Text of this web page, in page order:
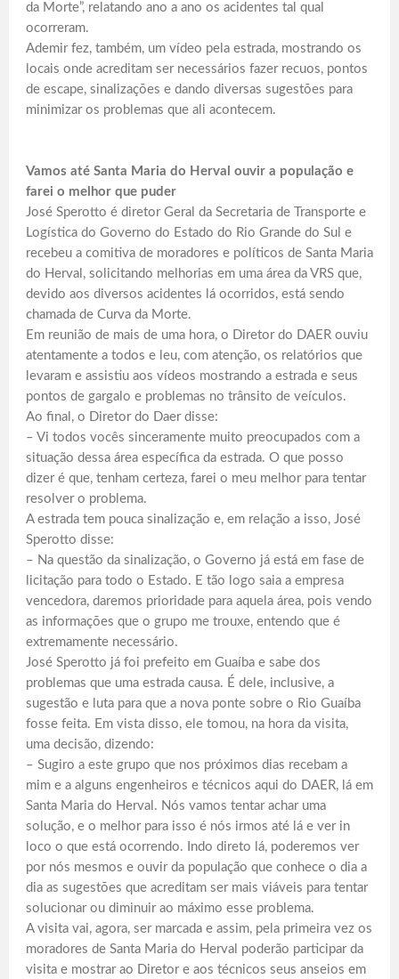
da Morte”, relatando ano a ano os acidentes tal qual
ocorreram.
Ademir fez, também, um vídeo pela estrada, mostrando os
locais onde acreditam ser necessários fazer recuos, pontos
de escape, sinalizações e dando diversas sugestões para
minimizar os problemas que ali acontecem.
Vamos até Santa Maria do Herval ouvir a população e
farei o melhor que puder
José Sperotto é diretor Geral da Secretaria de Transporte e
Logística do Governo do Estado do Rio Grande do Sul e
recebeu a comitiva de moradores e políticos de Santa Maria
do Herval, solicitando melhorias em uma área da VRS que,
devido aos diversos acidentes lá ocorridos, está sendo
chamada de Curva da Morte.
Em reunião de mais de uma hora, o Diretor do DAER ouviu
atentamente a todos e leu, com atenção, os relatórios que
levaram e assistiu aos vídeos mostrando a estrada e seus
pontos de gargalo e problemas no trânsito de veículos.
Ao final, o Diretor do Daer disse:
– Vi todos vocês sinceramente muito preocupados com a
situação dessa área específica da estrada. O que posso
dizer é que, tenham certeza, farei o meu melhor para tentar
resolver o problema.
A estrada tem pouca sinalização e, em relação a isso, José
Sperotto disse:
– Na questão da sinalização, o Governo já está em fase de
licitação para todo o Estado. E tão logo saia a empresa
vencedora, daremos prioridade para aquela área, pois vendo
as informações que o grupo me trouxe, entendo que é
extremamente necessário.
José Sperotto já foi prefeito em Guaíba e sabe dos
problemas que uma estrada causa. É dele, inclusive, a
sugestão e luta para que a nova ponte sobre o Rio Guaíba
fosse feita. Em vista disso, ele tomou, na hora da visita,
uma decisão, dizendo:
– Sugiro a este grupo que nos próximos dias recebam a
mim e a alguns engenheiros e técnicos aqui do DAER, lá em
Santa Maria do Herval. Nós vamos tentar achar uma
solução, e o melhor para isso é nós irmos até lá e ver in
loco o que está ocorrendo. Indo direto lá, poderemos ver
por nós mesmos e ouvir da população que conhece o dia a
dia as sugestões que acreditam ser mais viáveis para tentar
solucionar ou diminuir ao máximo esse problema.
A visita vai, agora, ser marcada e assim, pela primeira vez os
moradores de Santa Maria do Herval poderão participar da
visita e mostrar ao Diretor e aos técnicos seus anseios em